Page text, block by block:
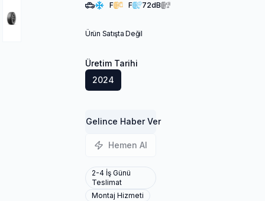
F F 72dB
Ürün Satışta Değil
Üretim Tarihi
2024
Gelince Haber Ver
Hemen Al
2-4 İş Günü
Teslimat
Montaj Hizmeti